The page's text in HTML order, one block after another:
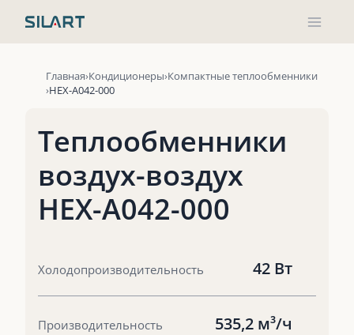
Главная Кондиционеры Компактные теплообменники
HEX-A042-000
Теплообменники
воздух-воздух
HEX-A042-000
Холодопроизводительность 42 Вт
Производительность 535,2 м³/ч